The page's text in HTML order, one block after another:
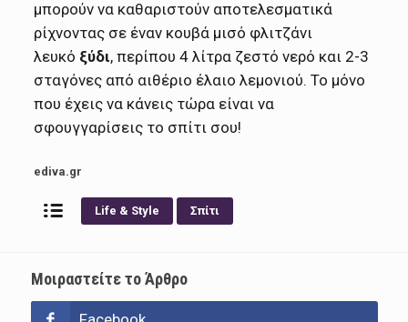
μπορούν να καθαριστούν αποτελεσματικά
ρίχνοντας σε έναν κουβά μισό φλιτζάνι
λευκό ξύδι, περίπου 4 λίτρα ζεστό νερό και 2-3
σταγόνες από αιθέριο έλαιο λεμονιού. Το μόνο
που έχεις να κάνεις τώρα είναι να
σφουγγαρίσεις το σπίτι σου!
ediva.gr
Life & Style Σπίτι
Μοιραστείτε το Άρθρο